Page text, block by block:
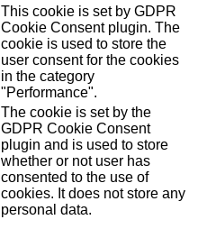
This cookie is set by GDPR
Cookie Consent plugin. The
cookie is used to store the
user consent for the cookies
in the category
"Performance".
The cookie is set by the
GDPR Cookie Consent
plugin and is used to store
whether or not user has
consented to the use of
cookies. It does not store any
personal data.